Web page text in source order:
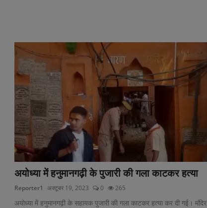
अयोध्या में हनुमानगढ़ी के पुजारी की गला काटकर हत्या
Reporter1 अक्टूबर 19, 2023 0 265
अयोध्या में हनुमानगढ़ी के सहायक पुजारी की गला काटकर हत्या कर दी गई। मंदिर